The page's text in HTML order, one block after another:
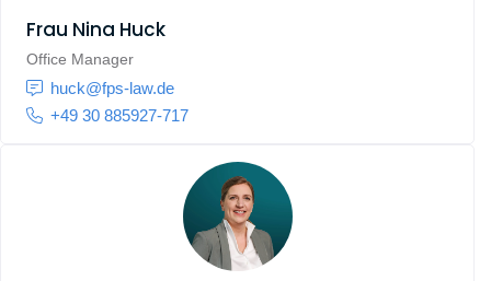
Frau Nina Huck
Office Manager
huck@fps-law.de
+49 30 885927-717